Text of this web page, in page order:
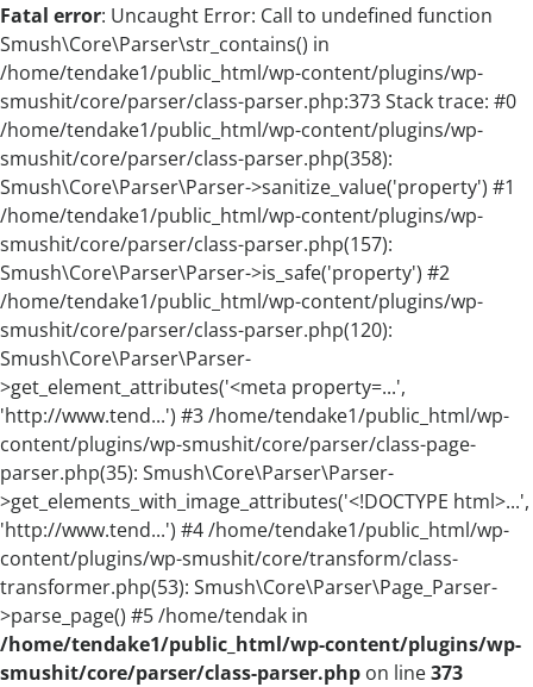
Fatal error: Uncaught Error: Call to undefined function
Smush\Core\Parser\str_contains() in
/home/tendake1/public_html/wp-content/plugins/wp-
smushit/core/parser/class-parser.php:373 Stack trace: #0
/home/tendake1/public_html/wp-content/plugins/wp-
smushit/core/parser/class-parser.php(358):
Smush\Core\Parser\Parser->sanitize_value('property') #1
/home/tendake1/public_html/wp-content/plugins/wp-
smushit/core/parser/class-parser.php(157):
Smush\Core\Parser\Parser->is_safe('property') #2
/home/tendake1/public_html/wp-content/plugins/wp-
smushit/core/parser/class-parser.php(120):
Smush\Core\Parser\Parser-
>get_element_attributes('<meta property=...',
'http://www.tend...') #3 /home/tendake1/public_html/wp-
content/plugins/wp-smushit/core/parser/class-page-
parser.php(35): Smush\Core\Parser\Parser-
>get_elements_with_image_attributes('<!DOCTYPE html>...',
'http://www.tend...') #4 /home/tendake1/public_html/wp-
content/plugins/wp-smushit/core/transform/class-
transformer.php(53): Smush\Core\Parser\Page_Parser-
>parse_page() #5 /home/tendak in
/home/tendake1/public_html/wp-content/plugins/wp-
smushit/core/parser/class-parser.php on line373